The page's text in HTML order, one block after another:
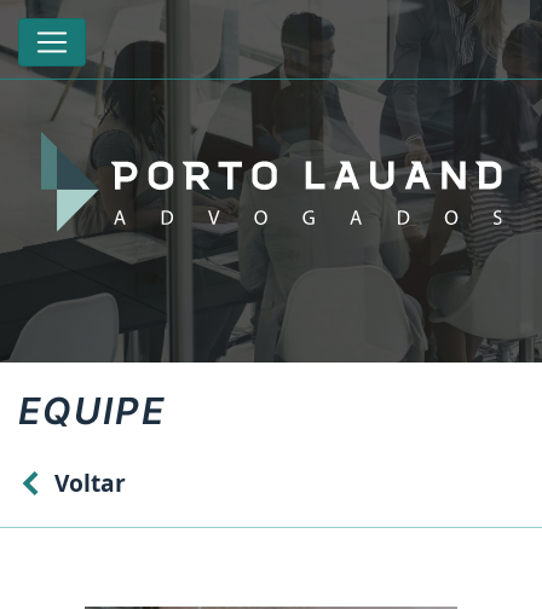
EQUIPE
Voltar